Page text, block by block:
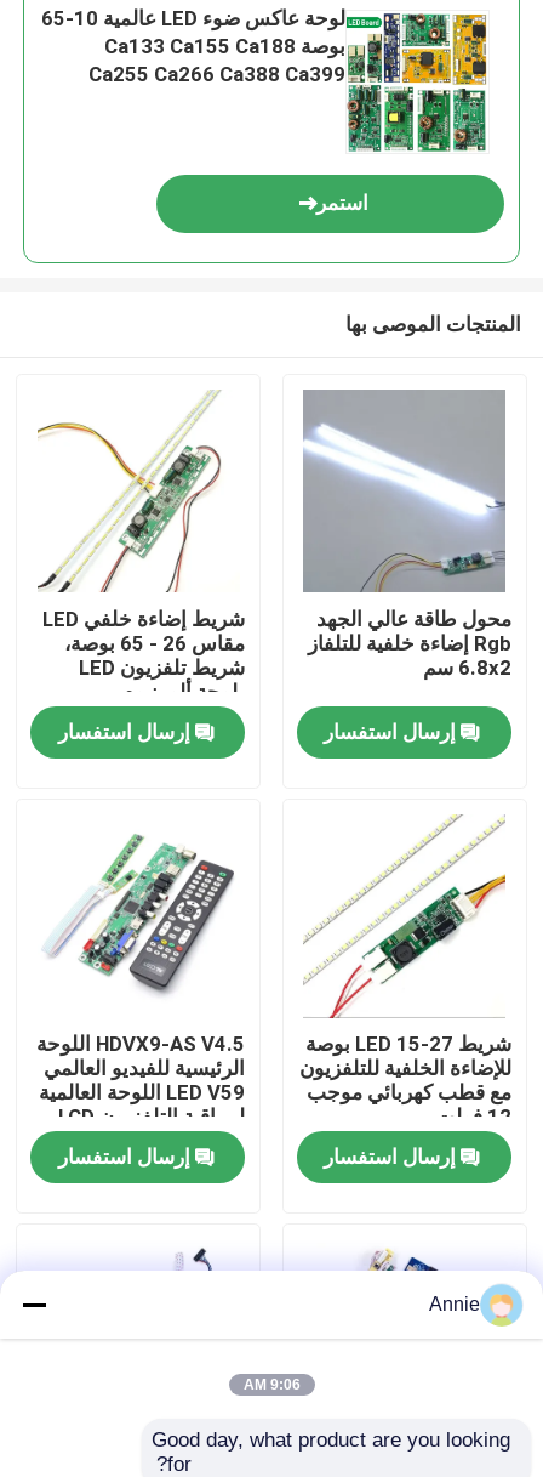
منتجات
معلومات عنا
مراقبة الجودة
اتصل بنا
القضايا
لوحة عاكس ضوء LED عالمية 10-65
بوصة Ca133 Ca155 Ca188
Ca255 Ca266 Ca388 Ca399
استمر
المنتجات الموصى بها
محول طاقة عالي الجهد
Rgb إضاءة خلفية للتلفاز
6.8x2 سم
إرسال استفسار
شريط إضاءة خلفي LED
مقاس 26 - 65 بوصة،
شريط تلفزيون LED
بلوحة ألومنيوم
إرسال استفسار
شريط LED 15-27 بوصة
للإضاءة الخلفية للتلفزيون
مع قطب كهربائي موجب
12 فولت
إرسال استفسار
HDVX9-AS V4.5 اللوحة
الرئيسية للفيديو العالمي
LED V59 اللوحة العالمية
لمراقبة التلفزيون LCD
LED
إرسال استفسار
32 بوصة FHD LED
Annie
9:06 AM
Good day, what product are you looking
for?